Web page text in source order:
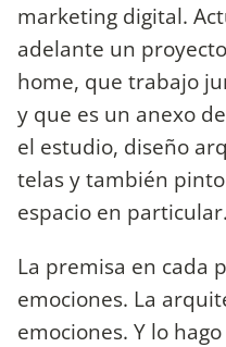
marketing digital.
adelante un
home, que trabajo
y que es un anexo
el estudio, diseño
telas y también
espacio en particular.
La premisa en cada
emociones. La
emociones. Y lo